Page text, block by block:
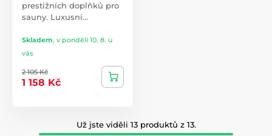
prestižních doplňků pro
sauny. Luxusní…
Skladem, v pondělí 10. 8. u
vás
2 105 Kč
1 158 Kč
Už jste viděli 13 produktů z 13.